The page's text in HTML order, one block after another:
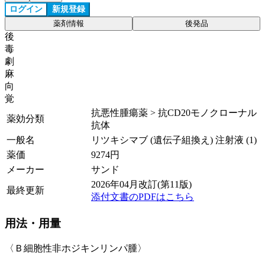
ログイン 新規登録
薬剤情報 後発品
後
毒
劇
麻
向
覚
薬効分類
抗悪性腫瘍薬 > 抗CD20モノクローナル
抗体
一般名
リツキシマブ (遺伝子組換え) 注射液 (1)
薬価
9274円
メーカー
サンド
最終更新
2026年04月改訂(第11版)
添付文書のPDFはこちら
用法・用量
〈Ｂ細胞性非ホジキンリンパ腫〉